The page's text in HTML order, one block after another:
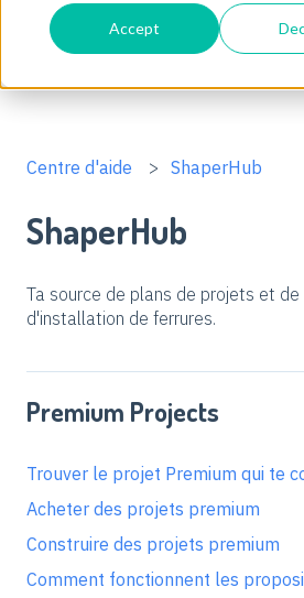
Accept
Il n'y a aucune suggestion car
Centre d'aide ShaperHub
ShaperHub
Ta source de plans de projets et
d'installation de ferrures.
Premium Projects
Trouver le projet Premium qui te
Acheter des projets premium
Construire des projets premium
Comment fonctionnent les